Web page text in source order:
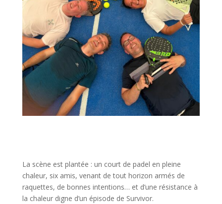
La scène est plantée : un court de padel en pleine
chaleur, six amis, venant de tout horizon armés de
raquettes, de bonnes intentions… et d’une résistance à
la chaleur digne d’un épisode de Survivor.